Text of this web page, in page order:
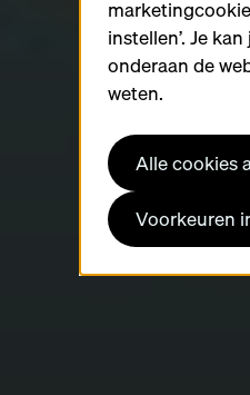
instellen’. Je
onderaan de
weten.
Alle cookies
Voorkeuren